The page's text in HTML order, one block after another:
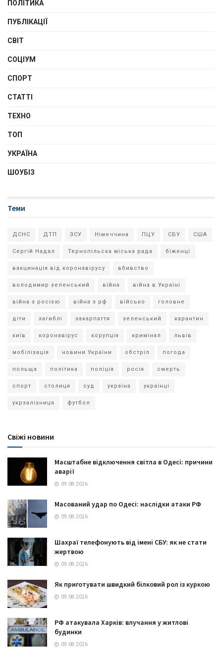
ПОЛІТИКА
ПУБЛІКАЦІЇ
СВІТ
СОЦІУМ
СПОРТ
СТАТТІ
ТЕХНО
ТОП
УКРАЇНА
ШОУБІЗ
Теми
ДСНС ДТП ЗСУ Німеччина ПЦУ СБУ США
Сергій Надал Тернопільска міська рада біженці
вакцинація від коронавірусу вбивство
володимир зеленський війна війна в Україні
війна з росією війна з рф військо головне
діти загиблі закарпаття зеленський карантин
київ коронавірус корупція кримінал львів
мобілізація новини України обстріл погода
польща політика поліція росія смерть
спорт столиця суд україна українці
укрзалізниця футбол
Свіжі новини
Масштабне відключення світла в Одесі: причини
аварії
09.08.2026
Масований удар по Одесі: наслідки атаки РФ
09.08.2026
Шахраї телефонують від імені СБУ: як не стати
жертвою
09.08.2026
Як приготувати швидкий білковий рол із куркою
09.08.2026
РФ атакувала Харків: влучання у житлові
будинки
09.08.2026